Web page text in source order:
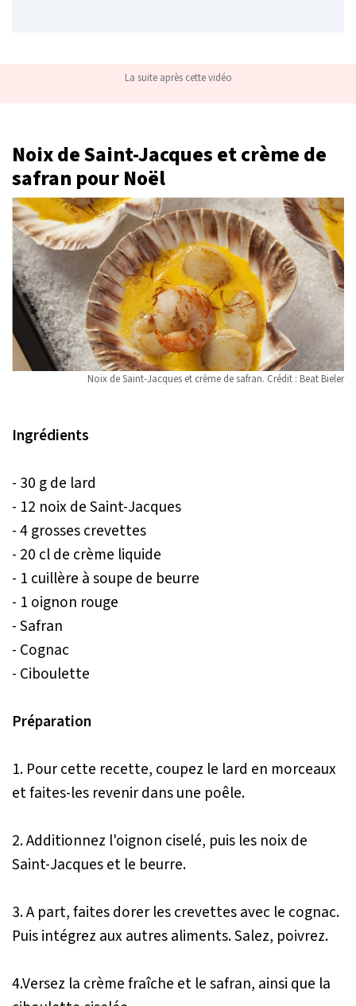
La suite après cette vidéo
Noix de Saint-Jacques et crème de
safran pour Noël
Noix de Saint-Jacques et crème de safran. Crédit : Beat Bieler
Ingrédients
- 30 g de lard
- 12 noix de Saint-Jacques
- 4 grosses crevettes
- 20 cl de crème liquide
- 1 cuillère à soupe de beurre
- 1 oignon rouge
- Safran
- Cognac
- Ciboulette
Préparation
1. Pour cette recette, coupez le lard en morceaux
et faites-les revenir dans une poêle.
2. Additionnez l'oignon ciselé, puis les noix de
Saint-Jacques et le beurre.
3. A part, faites dorer les crevettes avec le cognac.
Puis intégrez aux autres aliments. Salez, poivrez.
4.Versez la crème fraîche et le safran, ainsi que la